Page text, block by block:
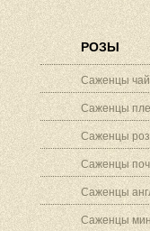
РОЗЫ
Саженцы
Саженцы
Саженцы
Саженцы
Саженцы
Саженцы